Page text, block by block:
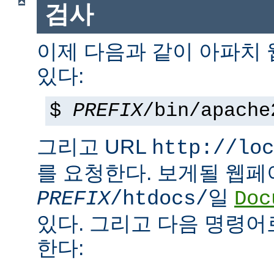
검사
이제 다음과 같이 아파치
있다:
$ PREFIX/bin/
그리고 URL http://
를 요청한다. 보게될 웹
PREFIX/htdocs/일
있다. 그리고 다음 명령
한다: